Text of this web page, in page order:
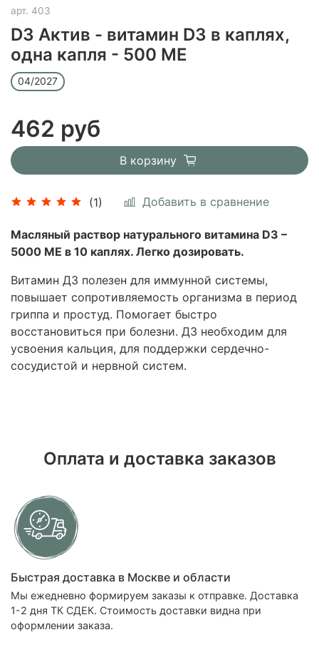
арт. 403
D3 Актив - витамин D3 в каплях,
одна капля - 500 МЕ
(1) Добавить в сравнение
04/2027
462 руб
В корзину
Масляный раствор натурального витамина D3 –
5000 МЕ в 10 каплях. Легко дозировать.
Витамин Д3 полезен для иммунной системы,
повышает сопротивляемость организма в период
гриппа и простуд. Помогает быстро
восстановиться при болезни. Д3 необходим для
усвоения кальция, для поддержки сердечно-
сосудистой и нервной систем.
Оплата и доставка заказов
Быстрая доставка в Москве и области
Мы ежедневно формируем заказы к отправке. Доставка
1-2 дня ТК СДЕК. Стоимость доставки видна при
оформлении заказа.